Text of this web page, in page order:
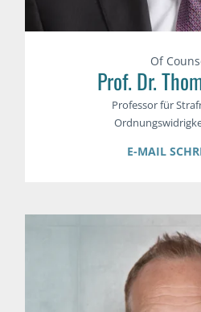
Of
Prof. Dr.
Professor für
E-MAIL